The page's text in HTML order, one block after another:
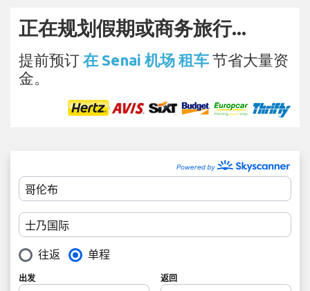
正在规划假期或商务旅行...
提前预订 在 Senai 机场 租车 节省大量资
金。